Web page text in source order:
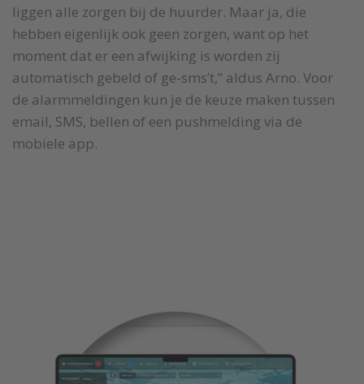
liggen alle zorgen bij de huurder. Maar ja, die
hebben eigenlijk ook geen zorgen, want op het
moment dat er een afwijking is worden zij
automatisch gebeld of ge-sms’t,” aldus Arno. Voor
de alarmmeldingen kun je de keuze maken tussen
email, SMS, bellen of een pushmelding via de
mobiele app.